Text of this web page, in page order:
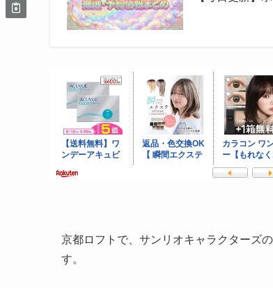
京都ロフトで、サンリオキャラクターズ
す。